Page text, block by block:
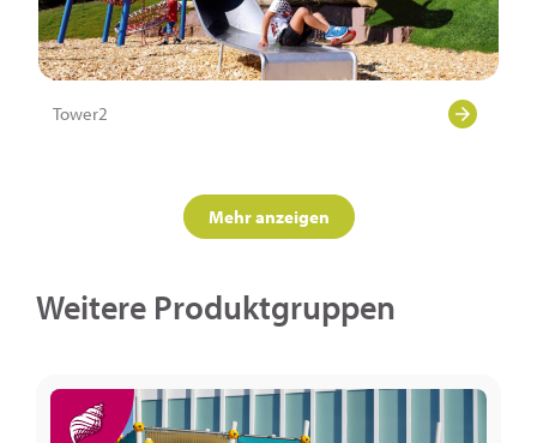
Tower2
Mehr anzeigen
Weitere Produktgruppen